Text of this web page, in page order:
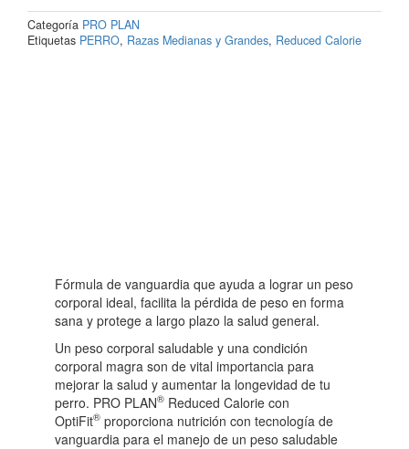
Reduced
Calorie
Razas
Categoría PRO PLAN
Etiquetas PERRO, Razas Medianas y Grandes, Reduced Calorie
Fórmula de vanguardia que ayuda a lograr un peso
corporal ideal, facilita la pérdida de peso en forma
sana y protege a largo plazo la salud general.
Un peso corporal saludable y una condición
corporal magra son de vital importancia para
mejorar la salud y aumentar la longevidad de tu
perro. PRO PLAN® Reduced Calorie con
OptiFit® proporciona nutrición con tecnología de
vanguardia para el manejo de un peso saludable